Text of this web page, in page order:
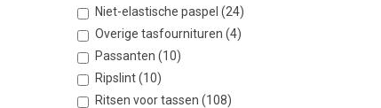
Niet-elastische paspel (24)
Overige tasfournituren (4)
Passanten (10)
Ripslint (10)
Ritsen voor tassen (108)